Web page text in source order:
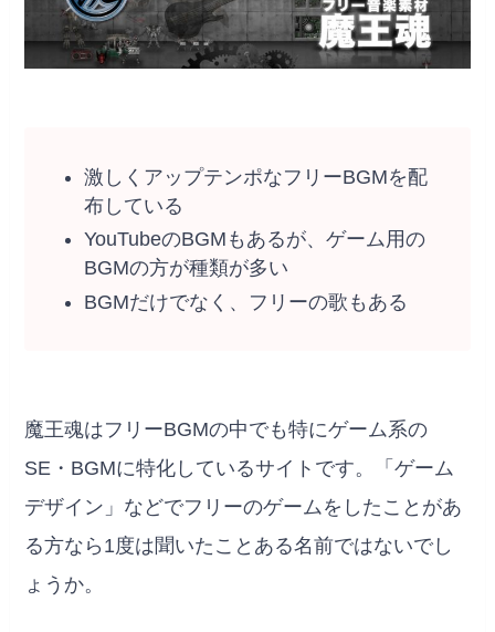
激しくアップテンポなフリーBGMを配
布している
YouTubeのBGMもあるが、ゲーム用の
BGMの方が種類が多い
BGMだけでなく、フリーの歌もある
魔王魂はフリーBGMの中でも特にゲーム系の
SE・BGMに特化しているサイトです。「ゲーム
デザイン」などでフリーのゲームをしたことがあ
る方なら1度は聞いたことある名前ではないでし
ょうか。